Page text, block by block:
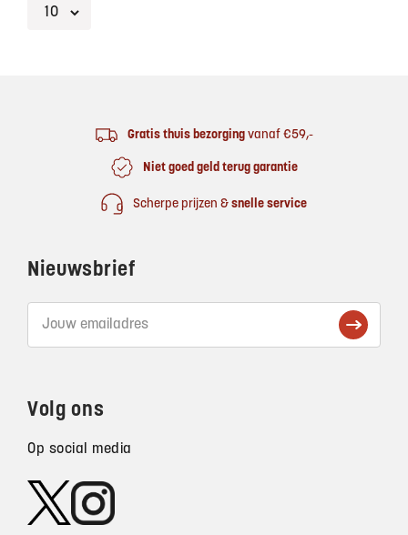
Gratis thuis bezorgingvanaf €59,-
Niet goed geld terug garantie
Scherpe prijzen & snelle service
Nieuwsbrief
Volg ons
Op social media